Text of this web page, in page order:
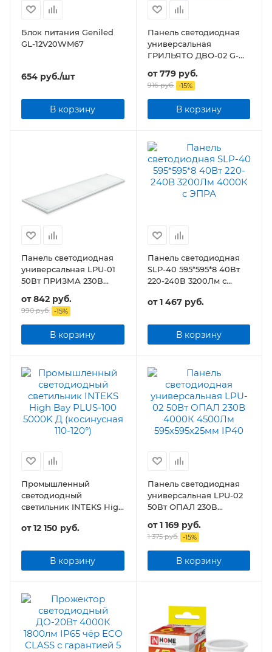
Блок питания Geniled
GL-12V20WM67
654 руб./шт
В корзину
Панель светодиодная
универсальная
ГРИЛЬЯТО ДВО-02 G-
588х588x19мм
от779 руб.
916 руб. -15%
В корзину
Панель светодиодная
универсальная LPU-01
50Вт ПРИЗМА 230В
IP40
от842 руб.
990 руб. -15%
В корзину
Панель светодиодная
SLP-40 595*595*8 40Вт
220-240В 3200Лм с
от1 467 руб.
В корзину
Промышленный
светодиодный
светильник INTEKS High
от12 150 руб.
В корзину
Панель светодиодная
универсальная LPU-02
50Вт ОПАЛ 230В
IP40
от1 169 руб.
1 375 руб. -15%
В корзину